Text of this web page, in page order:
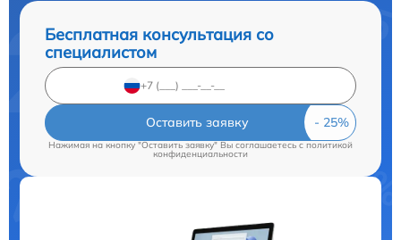
Бесплатная консультация со
специалистом
Оставить заявку
Нажимая на кнопку "Оставить заявку" Вы соглашаетесь cполитикой
конфиденциальности